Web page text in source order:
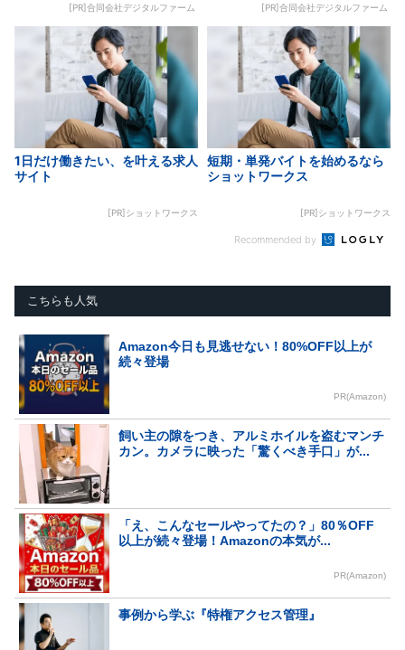
[PR]合同会社デジタルファーム [PR]合同会社デジタルファーム
1日だけ働きたい、を叶える求人
サイト
[PR]ショットワークス
短期・単発バイトを始めるなら
ショットワークス
[PR]ショットワークス
Recommended by
こちらも人気
Amazon今日も見逃せない！80%OFF以上が
続々登場
PR(Amazon)
飼い主の隙をつき、アルミホイルを盗むマンチ
カン。カメラに映った「驚くべき手口」が...
「え、こんなセールやってたの？」80％OFF
以上が続々登場！Amazonの本気が...
PR(Amazon)
事例から学ぶ『特権アクセス管理』